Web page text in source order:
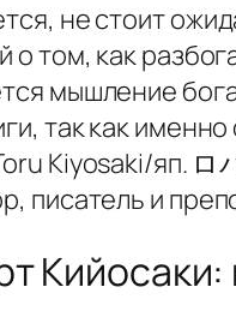
не стоит
о том, как
мышление
так как
Kiyosaki/яп.
писатель и